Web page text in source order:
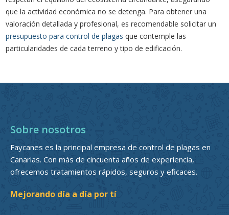
que la actividad económica no se detenga. Para obtener una
valoración detallada y profesional, es recomendable solicitar un
presupuesto para control de plagas que contemple las
particularidades de cada terreno y tipo de edificación.
Sobre nosotros
Faycanes es la principal empresa de control de plagas en
Canarias. Con más de cincuenta años de experiencia,
ofrecemos tratamientos rápidos, seguros y eficaces.
Mejorando día a día por tí